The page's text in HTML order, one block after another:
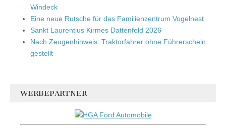
Windeck
Eine neue Rutsche für das Familienzentrum Vogelnest
Sankt Laurentius Kirmes Dattenfeld 2026
Nach Zeugenhinweis: Traktorfahrer ohne Führerschein
gestellt
WERBEPARTNER